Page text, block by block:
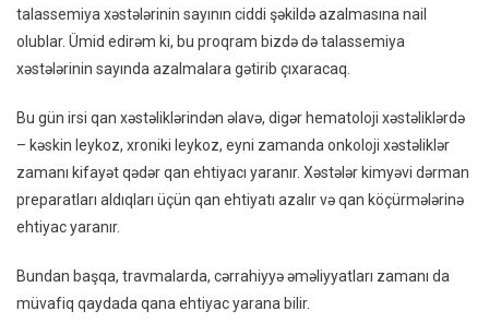
talassemiya xəstələrinin sayının ciddi şəkildə azalmasına nail
olublar. Ümid edirəm ki, bu proqram bizdə də talassemiya
xəstələrinin sayında azalmalara gətirib çıxaracaq.
Bu gün irsi qan xəstəliklərindən əlavə, digər hematoloji xəstəliklərdə
– kəskin leykoz, xroniki leykoz, eyni zamanda onkoloji xəstəliklər
zamanı kifayət qədər qan ehtiyacı yaranır. Xəstələr kimyəvi dərman
preparatları aldıqları üçün qan ehtiyatı azalır və qan köçürmələrinə
ehtiyac yaranır.
Bundan başqa, travmalarda, cərrahiyyə əməliyyatları zamanı da
müvafiq qaydada qana ehtiyac yarana bilir.